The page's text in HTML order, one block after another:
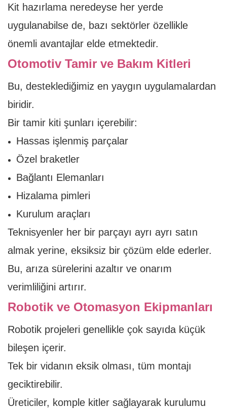
Kit hazırlama neredeyse her yerde
uygulanabilse de, bazı sektörler özellikle
önemli avantajlar elde etmektedir.
Otomotiv Tamir ve Bakım Kitleri
Bu, desteklediğimiz en yaygın uygulamalardan
biridir.
Bir tamir kiti şunları içerebilir:
Hassas işlenmiş parçalar
Özel braketler
Bağlantı Elemanları
Hizalama pimleri
Kurulum araçları
Teknisyenler her bir parçayı ayrı ayrı satın
almak yerine, eksiksiz bir çözüm elde ederler.
Bu, arıza sürelerini azaltır ve onarım
verimliliğini artırır.
Robotik ve Otomasyon Ekipmanları
Robotik projeleri genellikle çok sayıda küçük
bileşen içerir.
Tek bir vidanın eksik olması, tüm montajı
geciktirebilir.
Üreticiler, komple kitler sağlayarak kurulumu